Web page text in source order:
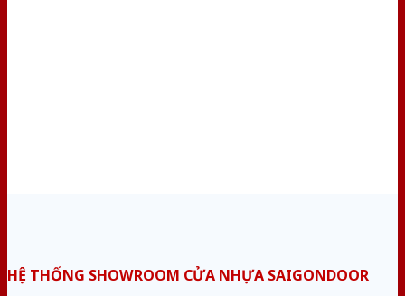
HỆ THỐNG SHOWROOM CỬA NHỰA SAIGONDOOR